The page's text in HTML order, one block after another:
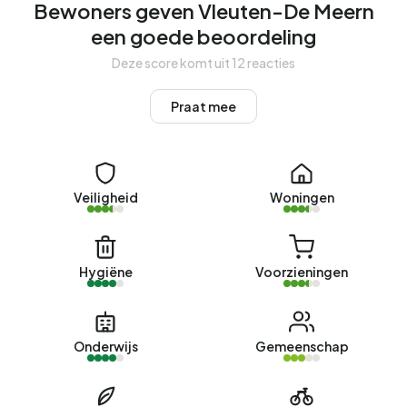
Energie
In Vleuten-De Meern zijn er 19.748 adressen met een
geregistreerd energielabel. De meest voorkomende
labels zijn A (48%), B (25%) en C (12%). Gemiddeld
verbruikt een adres in Vleuten-De Meern 3.060 kWh aan
gemiddelde van 2.810 kWh. Met een jaarlijkse verbruik van
930 m³ per adres ligt het aardgasverbruik 27% onder het
landelijke gemiddelde van 1.280 m³.
Bewoners geven Vleuten-De Meern
een goede beoordeling
Deze score komt uit 12 reacties
Praat mee
Veiligheid Woningen
Hygiëne Voorzieningen
Onderwijs Gemeenschap